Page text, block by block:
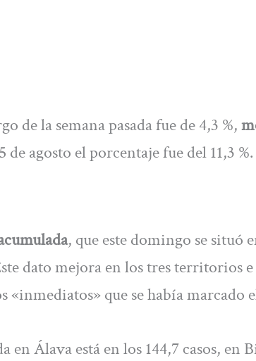
de la semana pasada fue de 4,3 %,
de agosto el porcentaje fue del 11,3 %.
, que este domingo se situó
dato mejora en los tres territorios
«inmediatos» que se había marcado
Álava está en los 144,7 casos, en